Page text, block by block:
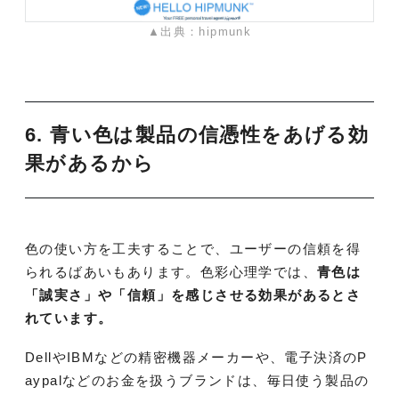
▲出典：hipmunk
6. 青い色は製品の信憑性をあげる効
果があるから
色の使い方を工夫することで、ユーザーの信頼を得
られるばあいもあります。色彩心理学では、 青色は
「誠実さ」や「信頼」を感じさせる効果があるとさ
れています。
DellやIBMなどの精密機器メーカーや、電子決済のP
aypalなどのお金を扱うブランドは、毎日使う製品の